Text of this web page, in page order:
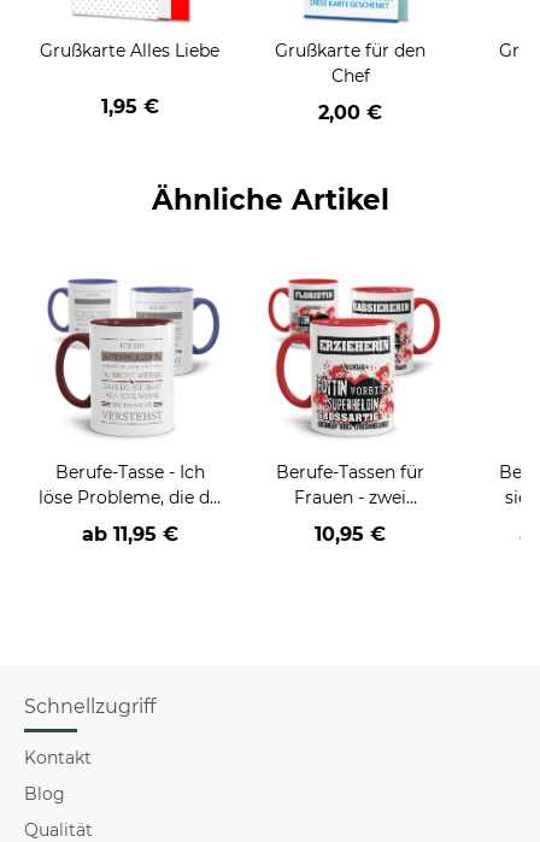
Grußkarte Alles Liebe
1,95 €
Grußkarte für den
Chef
2,00 €
Ähnliche Artikel
Berufe-Tasse - Ich
löse Probleme, die du
nicht verstehst -
verschiedene Berufe
ab 11,95 €
Berufe-Tassen für
Frauen - zwei
Farbvarianten
10,95 €
Schnellzugriff
Kontakt
Blog
Qualität